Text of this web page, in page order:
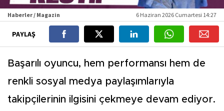
Haberler / Magazin 6 Haziran 2026 Cumartesi 14:27
PAYLAŞ
Başarılı oyuncu, hem performansı hem de
renkli sosyal medya paylaşımlarıyla
takipçilerinin ilgisini çekmeye devam ediyor.